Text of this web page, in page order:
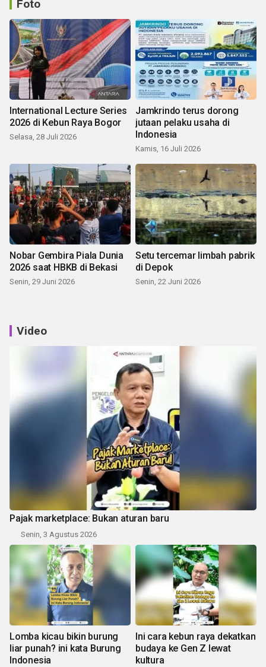
Foto
International Lecture Series
2026 di Kebun Raya Bogor
Selasa, 28 Juli 2026
Jamkrindo terus dorong
jutaan pelaku usaha di
Indonesia
Kamis, 16 Juli 2026
Nobar Gembira Piala Dunia
2026 saat HBKB di Bekasi
Senin, 29 Juni 2026
Setu tercemar limbah pabrik
di Depok
Senin, 22 Juni 2026
Video
Pajak marketplace: Bukan aturan baru
Senin, 3 Agustus 2026
Lomba kicau bikin burung
liar punah? ini kata Burung
Indonesia
Ini cara kebun raya dekatkan
budaya ke Gen Z lewat
kultura